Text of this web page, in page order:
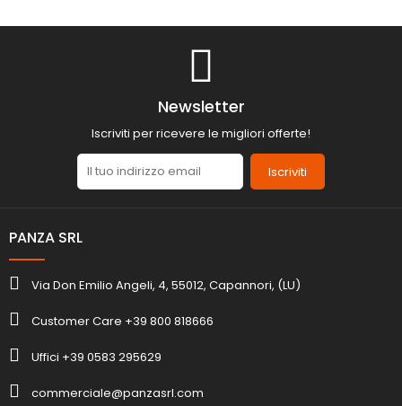
Newsletter
Iscriviti per ricevere le migliori offerte!
Iscriviti
PANZA SRL
Via Don Emilio Angeli, 4, 55012, Capannori, (LU)
Customer Care +39 800 818666
Uffici +39 0583 295629
commerciale@panzasrl.com